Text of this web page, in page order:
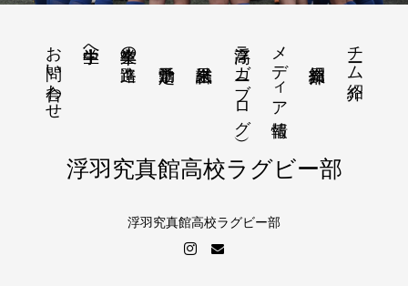
チーム紹介
メディア情報
浮高ラガー（ブログ）
卒業生の進路
中学生へ
お問い合わせ
浮羽究真館高校ラグビー部
浮羽究真館高校ラグビー部